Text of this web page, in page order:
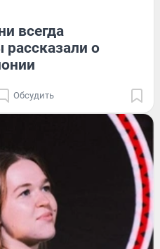
всегда
о
Обсудить